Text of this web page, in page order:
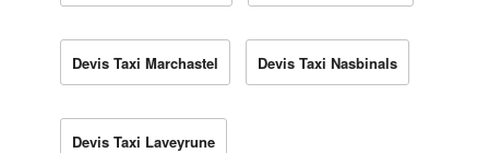
Devis Taxi Marchastel Devis Taxi Nasbinals
Devis Taxi Laveyrune